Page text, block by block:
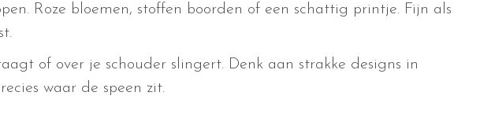
Roze bloemen, stoffen boorden of een schattig printje. Fijn als
of over je schouder slingert. Denk aan strakke designs in
waar de speen zit.